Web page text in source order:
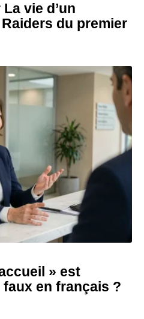
vie d’un
du premier
» est
en français ?